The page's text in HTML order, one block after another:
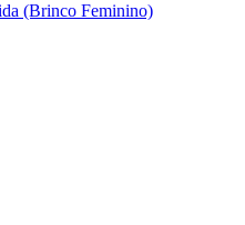
(Brinco Feminino)